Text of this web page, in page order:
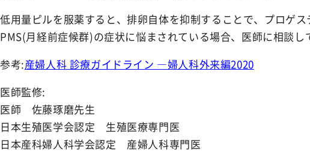
CONTACTお問い合わせ
低用量ピルを服薬すると、排卵自体を抑制することで、プロゲ
PMS(月経前症候群)の症状に悩まされている場合、医師に相談し
参考:産婦人科 診療ガイドライン ―婦人科外来編2020
医師監修:
医師 佐藤琢磨先生
日本生殖医学会認定 生殖医療専門医
日本産科婦人科学会認定 産婦人科専門医